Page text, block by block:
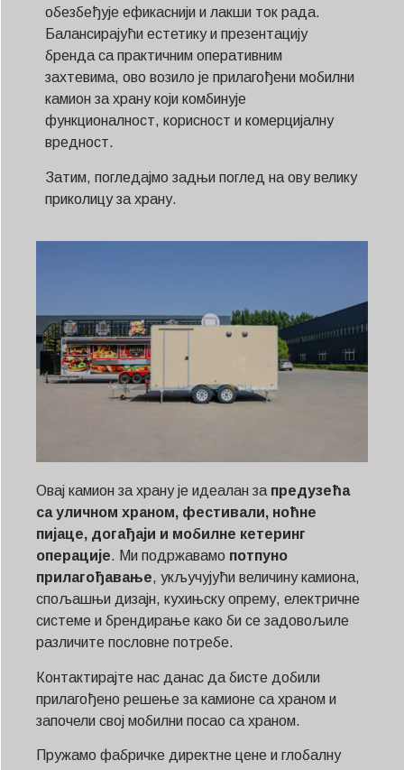
обезбеђује ефикаснији и лакши ток рада.
Балансирајући естетику и презентацију
бренда са практичним оперативним
захтевима, ово возило је прилагођени мобилни
камион за храну који комбинује
функционалност, корисност и комерцијалну
вредност.
Затим, погледајмо задњи поглед на ову велику
приколицу за храну.
Овај камион за храну је идеалан за предузећа
са уличном храном, фестивали, ноћне
пијаце, догађаји и мобилне кетеринг
операције. Ми подржавамо потпуно
прилагођавање, укључујући величину камиона,
спољашњи дизајн, кухињску опрему, електричне
системе и брендирање како би се задовољиле
различите пословне потребе.
Контактирајте нас данас да бисте добили
прилагођено решење за камионе са храном и
започели свој мобилни посао са храном.
Пружамо фабричке директне цене и глобалну